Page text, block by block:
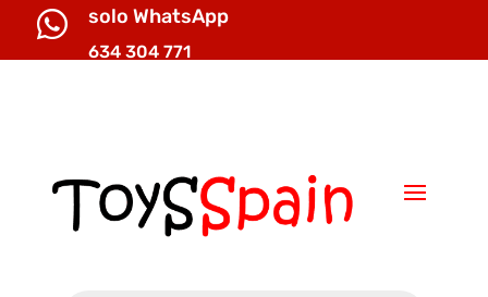
 solo WhatsApp
634 304 771